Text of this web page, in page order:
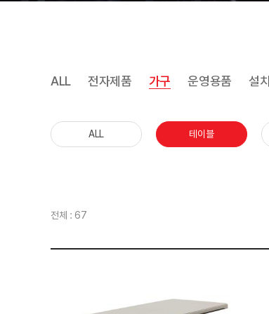
ALL 전자제품 가구
ALL 테이블
운영용품 설
전체 : 67